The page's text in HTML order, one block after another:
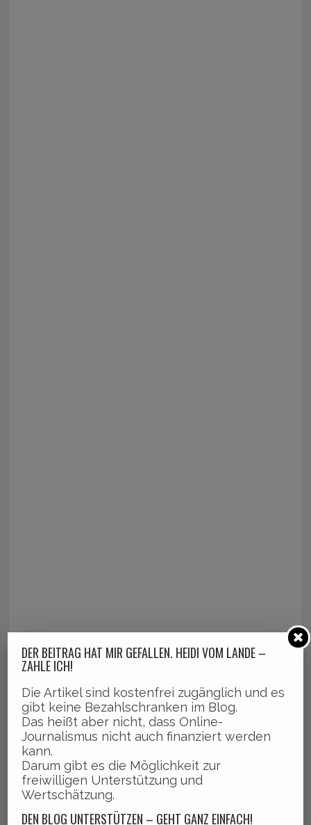
DER BEITRAG HAT MIR GEFALLEN. HEIDI VOM LANDE –
ZAHLE ICH!
Die Artikel sind kostenfrei zugänglich und es
gibt keine Bezahlschranken im Blog.
Das heißt aber nicht, dass Online-
Journalismus nicht auch finanziert werden
kann.
Darum gibt es die Möglichkeit zur
freiwilligen Unterstützung und
Wertschätzung.
DEN BLOG UNTERSTÜTZEN – GEHT GANZ EINFACH!